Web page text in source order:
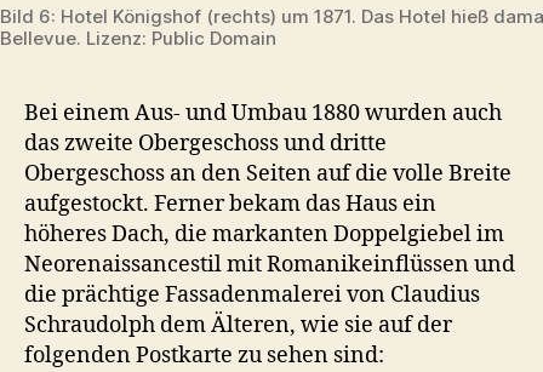
Bild 6: Hotel Königshof (rechts) um 1871. Das Hotel hieß
Bellevue. Lizenz: Public Domain
Bei einem Aus- und Umbau 1880 wurden auch
das zweite Obergeschoss und dritte
Obergeschoss an den Seiten auf die volle Breite
aufgestockt. Ferner bekam das Haus ein
höheres Dach, die markanten Doppelgiebel im
Neorenaissancestil mit Romanikeinflüssen und
die prächtige Fassadenmalerei von Claudius
Schraudolph dem Älteren, wie sie auf der
folgenden Postkarte zu sehen sind: